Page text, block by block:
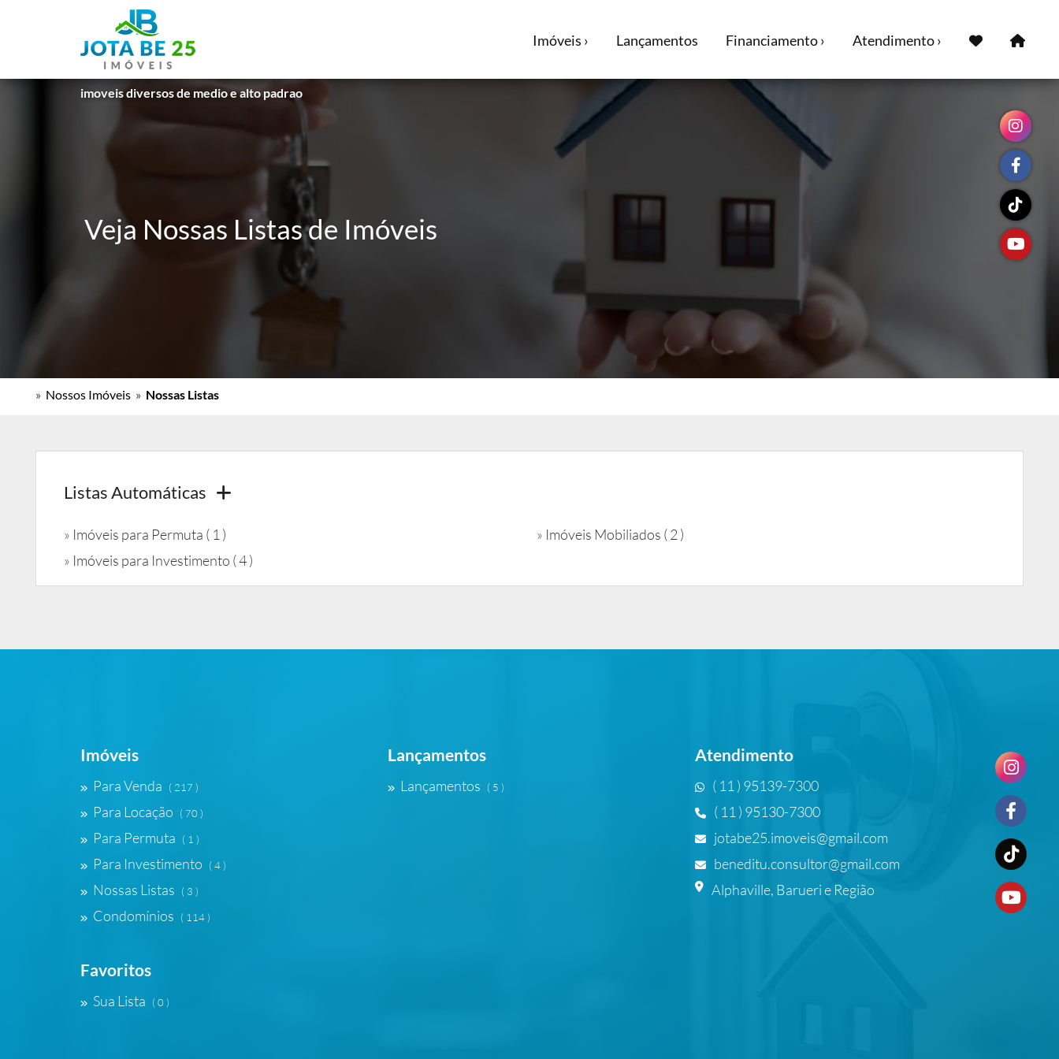
imoveis diversos de medio e alto padrao
Imóveis › Lançamentos Financiamento › Atendimento ›
Veja Nossas Listas de Imóveis
» Nossos Imóveis » Nossas Listas
Listas Automáticas
» Imóveis para Permuta ( 1 )
» Imóveis para Investimento ( 4 )
» Imóveis Mobiliados ( 2 )
Imóveis
Para Venda ( 217 )
Para Locação ( 70 )
Para Permuta ( 1 )
Para Investimento ( 4 )
Nossas Listas ( 3 )
Condomínios ( 114 )
Favoritos
Sua Lista ( 0 )
Lançamentos
Lançamentos ( 5 )
Atendimento
( 11 ) 95139-7300
( 11 ) 95130-7300
jotabe25.imoveis@gmail.com
beneditu.consultor@gmail.com
Alphaville, Barueri e Região